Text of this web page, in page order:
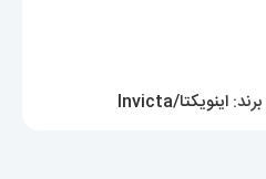
برند: اینویکتا/Invicta